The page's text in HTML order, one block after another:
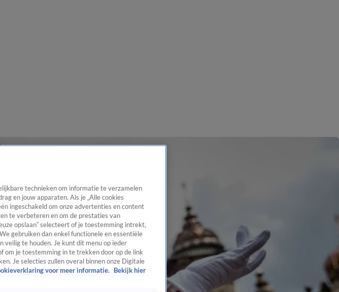
technieken om informatie te verzamelen
en jouw apparaten. Als je „Alle cookies
ingeschakeld om onze advertenties en content
te verbeteren en om de prestaties van
opslaan” selecteert of je toestemming intrekt,
gebruiken dan enkel functionele en essentiële
veilig te houden. Je kunt dit menu op ieder
om je toestemming in te trekken door op de link
Je selecties zullen overal binnen onze Digitale
voor meer informatie.
Bekijk hier